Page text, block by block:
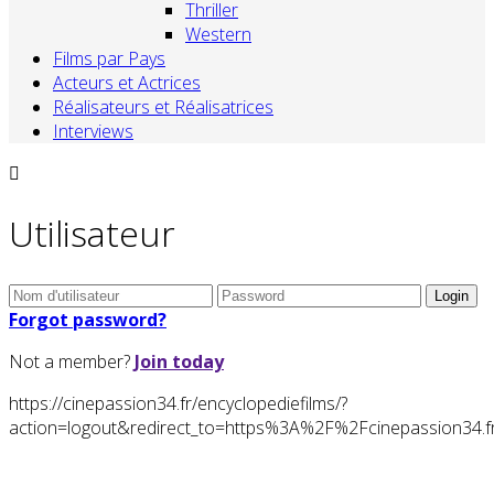
Thriller
Western
Films par Pays
Acteurs et Actrices
Réalisateurs et Réalisatrices
Interviews
Utilisateur
Forgot password?
Not a member? Join today
https://cinepassion34.fr/encyclopediefilms/?